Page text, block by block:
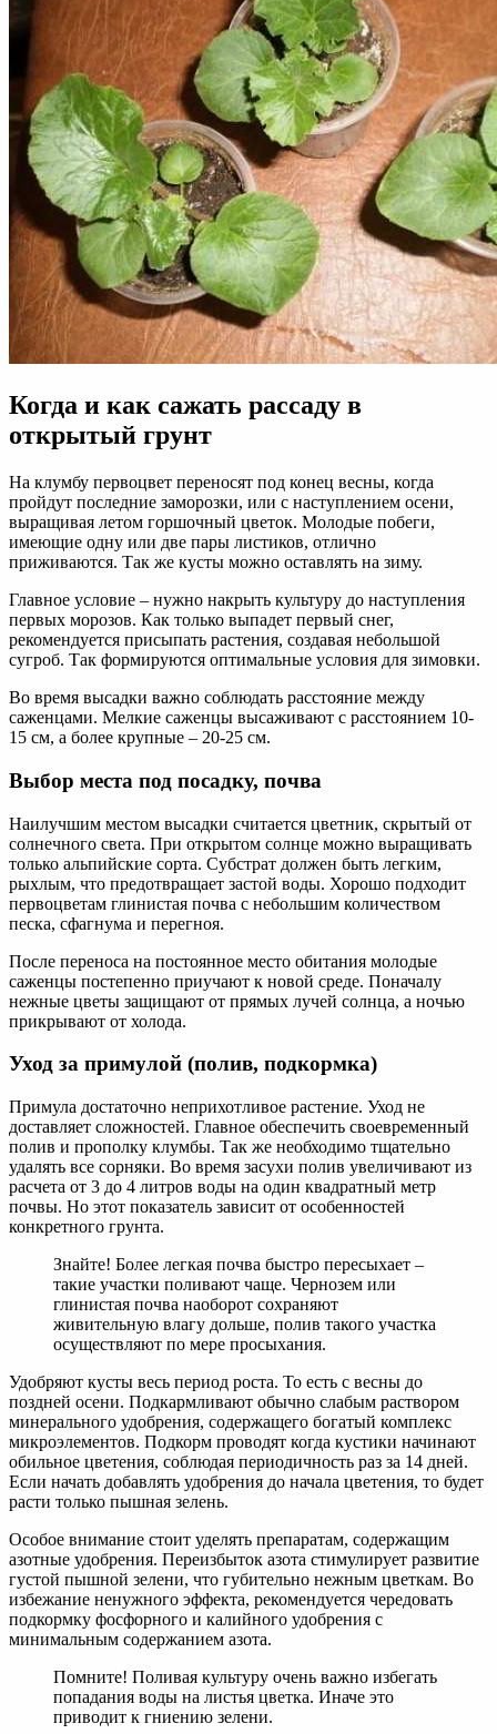
Когда и как сажать рассаду в
открытый грунт
На клумбу первоцвет переносят под конец весны, когда
пройдут последние заморозки, или с наступлением осени,
выращивая летом горшочный цветок. Молодые побеги,
имеющие одну или две пары листиков, отлично
приживаются. Так же кусты можно оставлять на зиму.
Главное условие – нужно накрыть культуру до наступления
первых морозов. Как только выпадет первый снег,
рекомендуется присыпать растения, создавая небольшой
сугроб. Так формируются оптимальные условия для зимовки.
Во время высадки важно соблюдать расстояние между
саженцами. Мелкие саженцы высаживают с расстоянием 10-
15 см, а более крупные – 20-25 см.
Выбор места под посадку, почва
Наилучшим местом высадки считается цветник, скрытый от
солнечного света. При открытом солнце можно выращивать
только альпийские сорта. Субстрат должен быть легким,
рыхлым, что предотвращает застой воды. Хорошо подходит
первоцветам глинистая почва с небольшим количеством
песка, сфагнума и перегноя.
После переноса на постоянное место обитания молодые
саженцы постепенно приучают к новой среде. Поначалу
нежные цветы защищают от прямых лучей солнца, а ночью
прикрывают от холода.
Уход за примулой (полив, подкормка)
Примула достаточно неприхотливое растение. Уход не
доставляет сложностей. Главное обеспечить своевременный
полив и прополку клумбы. Так же необходимо тщательно
удалять все сорняки. Во время засухи полив увеличивают из
расчета от 3 до 4 литров воды на один квадратный метр
почвы. Но этот показатель зависит от особенностей
конкретного грунта.
Знайте! Более легкая почва быстро пересыхает –
такие участки поливают чаще. Чернозем или
глинистая почва наоборот сохраняют
живительную влагу дольше, полив такого участка
осуществляют по мере просыхания.
Удобряют кусты весь период роста. То есть с весны до
поздней осени. Подкармливают обычно слабым раствором
минерального удобрения, содержащего богатый комплекс
микроэлементов. Подкорм проводят когда кустики начинают
обильное цветения, соблюдая периодичность раз за 14 дней.
Если начать добавлять удобрения до начала цветения, то будет
расти только пышная зелень.
Особое внимание стоит уделять препаратам, содержащим
азотные удобрения. Переизбыток азота стимулирует развитие
густой пышной зелени, что губительно нежным цветкам. Во
избежание ненужного эффекта, рекомендуется чередовать
подкормку фосфорного и калийного удобрения с
минимальным содержанием азота.
Помните! Поливая культуру очень важно избегать
попадания воды на листья цветка. Иначе это
приводит к гниению зелени.